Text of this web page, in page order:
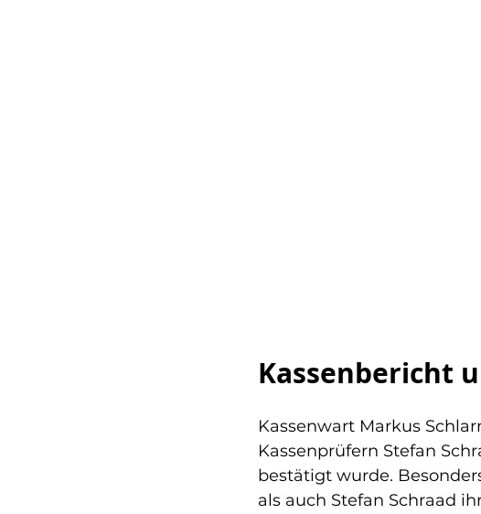
Kassenbericht
Kassenwart Markus
Kassenprüfern Stefan
bestätigt wurde. B
als auch Stefan Schraad